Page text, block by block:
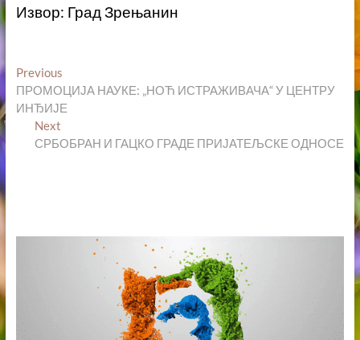
Извор: Град Зрењанин
Кретање
чланка
PreviousPrevious
post:
ПРОМОЦИЈА НАУКЕ: „НОЋ ИСТРАЖИВАЧА“ У ЦЕНТРУ
ИНЂИЈЕ
Next
post:
СРБОБРАН И ГАЦКО ГРАДЕ ПРИЈАТЕЉСКЕ ОДНОСЕ